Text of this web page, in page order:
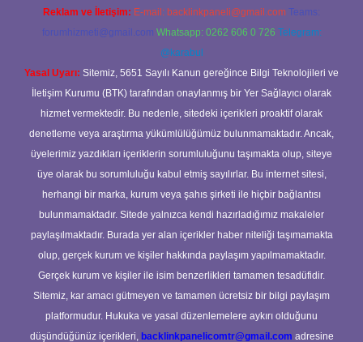
Reklam ve İletişim: E-mail: backlinkpaneli@gmail.com Teams:
forumhizmeti@gmail.com Whatsapp: 0262 606 0 726 Telegram:
@karabul
Yasal Uyarı: Sitemiz, 5651 Sayılı Kanun gereğince Bilgi Teknolojileri ve
İletişim Kurumu (BTK) tarafından onaylanmış bir Yer Sağlayıcı olarak
hizmet vermektedir. Bu nedenle, sitedeki içerikleri proaktif olarak
denetleme veya araştırma yükümlülüğümüz bulunmamaktadır. Ancak,
üyelerimiz yazdıkları içeriklerin sorumluluğunu taşımakta olup, siteye
üye olarak bu sorumluluğu kabul etmiş sayılırlar. Bu internet sitesi,
herhangi bir marka, kurum veya şahıs şirketi ile hiçbir bağlantısı
bulunmamaktadır. Sitede yalnızca kendi hazırladığımız makaleler
paylaşılmaktadır. Burada yer alan içerikler haber niteliği taşımamakta
olup, gerçek kurum ve kişiler hakkında paylaşım yapılmamaktadır.
Gerçek kurum ve kişiler ile isim benzerlikleri tamamen tesadüfidir.
Sitemiz, kar amacı gütmeyen ve tamamen ücretsiz bir bilgi paylaşım
platformudur. Hukuka ve yasal düzenlemelere aykırı olduğunu
düşündüğünüz içerikleri, backlinkpanelicomtr@gmail.com adresine